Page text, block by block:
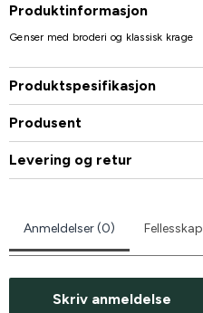
Produktinformasjon
Genser med broderi og klassisk krage
Produktspesifikasjon
Produsent
Levering og retur
Anmeldelser (0) Fellesskap
Skriv anmeldelse